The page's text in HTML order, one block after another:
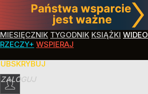
MIESIĘCZNIK TYGODNIK KSIĄŻKI WIDEO
RZECZY+ WSPIERAJ
ZALOGUJ